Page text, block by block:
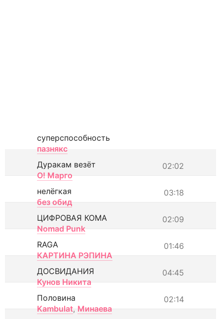
суперспособность
пазнякс
02:02
Дуракам везёт
О! Марго
03:18
нелёгкая
без обид
02:09
ЦИФРОВАЯ КОМА
Nomad Punk
01:46
RAGA
КАРТИНА РЭПИНА
04:45
ДОСВИДАНИЯ
Кунов Никита
02:14
Половина
Kambulat, Минаева